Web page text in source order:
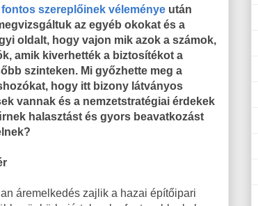
fontos szereplőinek véleménye után
az egyéb okokat és a
oldalt, hogy vajon mik azok a számok,
amik kiverhették a biztosítékot a
szinteken. Mi győzhette meg a
hogy itt bizony látványos
vannak és a nemzetstratégiai érdekek
halasztást és gyors beavatkozást
áremelkedés zajlik a hazai építőipari